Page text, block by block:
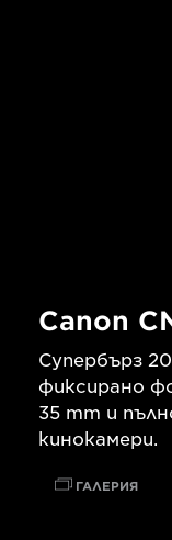
Canon
Супербърз
фиксирано
35 mm и
кинокамери.
ГАЛЕРИЯ